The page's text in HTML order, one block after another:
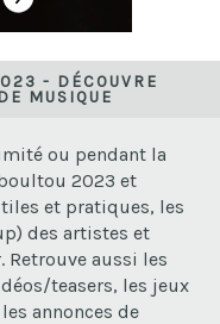
- DÉCOUVRE
MUSIQUE
ou pendant la
2023 et
et pratiques, les
des artistes et
aussi les
teasers, les jeux
annonces de